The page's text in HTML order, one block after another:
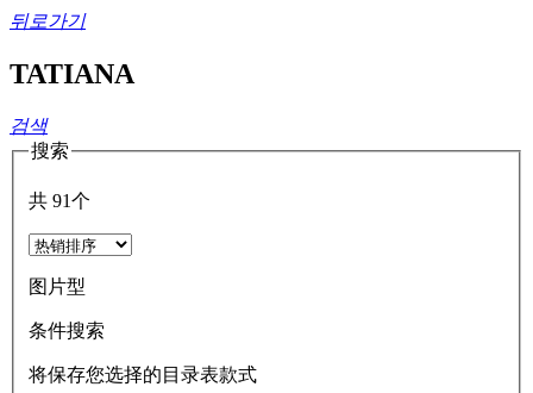
뒤로가기
TATIANA
검색
搜索
共 91个
图片型
条件搜索
将保存您选择的目录表款式